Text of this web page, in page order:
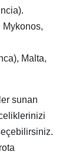
Mykonos,
Malta,
sunan